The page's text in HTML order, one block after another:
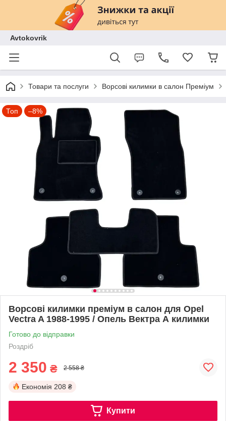
Avtokovrik
Товари та послуги Ворсові килимки в салон Преміум
Топ –8%
Ворсові килимки преміум в салон для Opel
Vectra A 1988-1995 / Опель Вектра А килимки
Готово до відправки
Роздріб
2 350 ₴ 2 558 ₴
Економія 208 ₴
Купити